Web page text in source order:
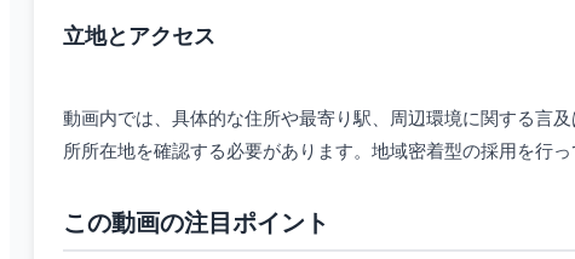
立地とアクセス
動画内では、具体的な住所や最寄り駅、周辺環境に関する言
所所在地を確認する必要があります。地域密着型の採用を行
この動画の注目ポイント